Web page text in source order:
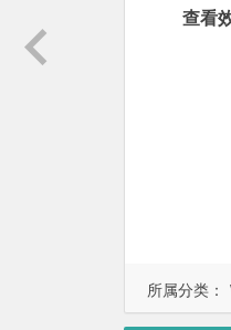
查看
所属分类：